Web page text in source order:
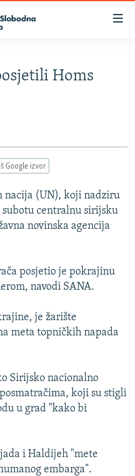
Homs
Google izvor
nacija (UN), koji nadziru
centralnu sirijsku
novinska agencija
posjetio je pokrajinu
navodi SANA.
je žarište
meta topničkih napada
Sirijsko nacionalno
koji su stigli
u grad "kako bi
i Haldijeh "mete
embarga".